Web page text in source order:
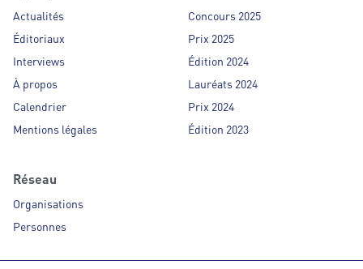
Actualités
Éditoriaux
Interviews
À propos
Calendrier
Mentions légales
Concours 2025
Prix 2025
Édition 2024
Lauréats 2024
Prix 2024
Édition 2023
Réseau
Organisations
Personnes